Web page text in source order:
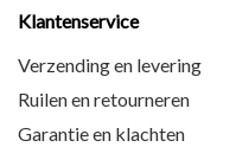
Klantenservice
Verzending en levering
Ruilen en retourneren
Garantie en klachten